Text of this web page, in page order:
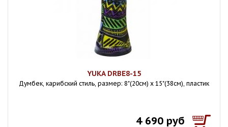
YUKA DRBE8-15
Думбек, карибский стиль, размер: 8"(20см) х 15"(38см), пластик
4 690 руб